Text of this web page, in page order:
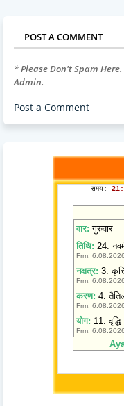
POST A COMMENT
* Please Don't Spam
Admin.
Post a Comment